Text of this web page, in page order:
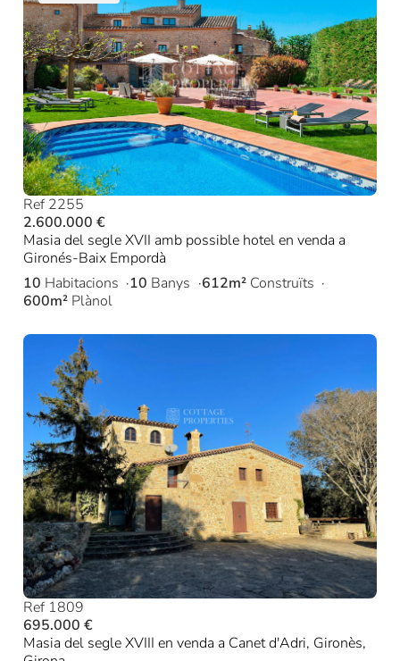
Ref 2255
2.600.000 €
Masia del segle XVII amb possible hotel en venda a
Gironés-Baix Empordà
10 Habitacions 10 Banys 612m² Construïts
600m² Plànol
Ref 1809
695.000 €
Masia del segle XVIII en venda a Canet d'Adri, Gironès,